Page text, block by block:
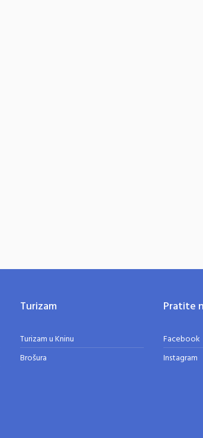
Turizam
Turizam u Kninu
Brošura
Pratite
Facebook
Instagram